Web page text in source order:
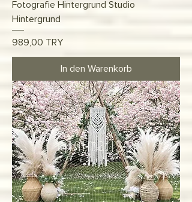
Fotografie Hintergrund Studio
Hintergrund
Preis
989,00 TRY
In den Warenkorb